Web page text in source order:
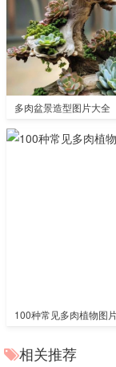
多肉盆景造型图片大全
100种常见多肉植物图
相关推荐